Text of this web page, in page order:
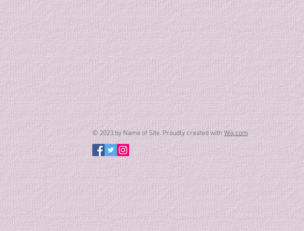
© 2023 by Name of Site. Proudly created with Wix.com